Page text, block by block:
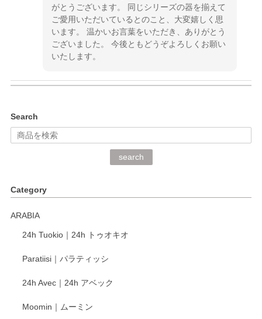
がとうございます。 同じシリーズの器を揃えて
ご愛用いただいているとのこと、大変嬉しく思
います。 温かいお言葉をいただき、ありがとう
ございました。 今後ともどうぞよろしくお願い
いたします。
深さや大きさがとてもちょうど良く、手に馴染み、洗いやす
く、他の柄も何枚かこちらで買い、毎食時に使用していま
く交換して下さいました。
がとうございます。 同じシリーズの器を揃えて
います。 温かいお言葉をいただき、ありがとう
いたします。
Search
search
Category
ARABIA
24h Tuokio｜24h トゥオキオ
Paratiisi｜パラティッシ
24h Avec｜24h アベック
Moomin｜ムーミン